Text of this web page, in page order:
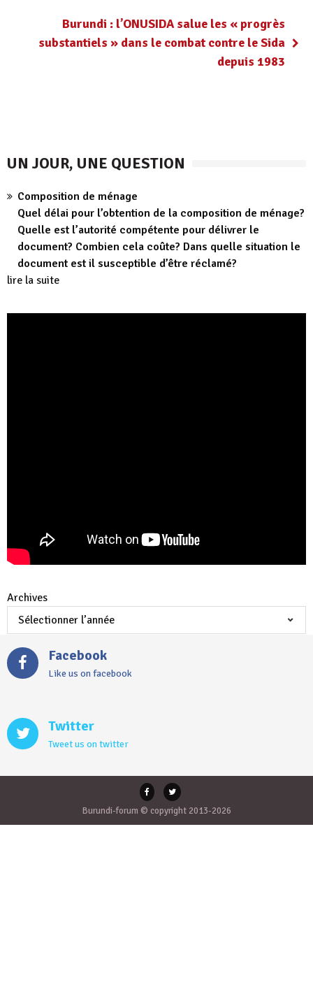
Burundi : l’ONUSIDA salue les « progrès
substantiels » dans le combat contre le Sida
depuis 1983
UN JOUR, UNE QUESTION
Composition de ménage
Quel délai pour l’obtention de la composition de ménage?
Quelle est l’autorité compétente pour délivrer le
document? Combien cela coûte? Dans quelle situation le
document est il susceptible d’être réclamé?
lire la suite
Archives
Facebook
Like us on facebook
Twitter
Tweet us on twitter
Burundi-forum © copyright 2013-2026